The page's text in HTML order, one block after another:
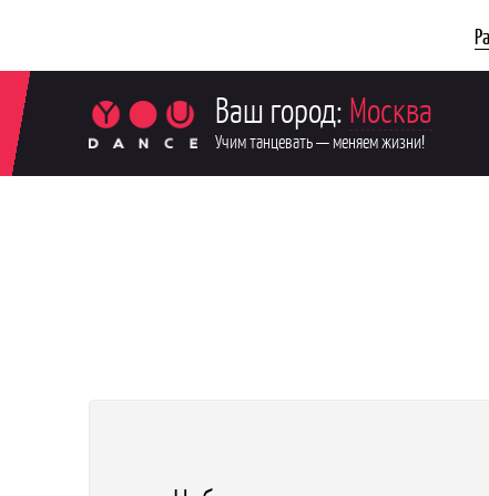
Ваш город: Москва
Учим танцевать — меняем жизни!